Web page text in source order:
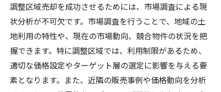
調整区域売却を成功させるためには、市場調査による現
状分析が不可欠です。市場調査を行うことで、地域の土
地利用の特性や、現在の市場動向、競合物件の状況を把
握できます。特に調整区域では、利用制限があるため、
適切な価格設定やターゲット層の選定に影響を与える要
素となります。また、近隣の販売事例や価格動向を分析